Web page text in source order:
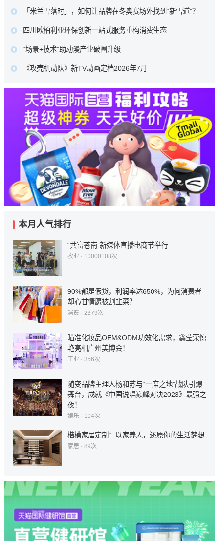
原文链接
生活关系的理解。徐则臣同时以《人民文学》主编身份，谈
原文链接
繁花入梦，心动杭城：抖音生活服务「花朝杭州」圆满收官
潭印月、世纪中心等六大本地核心景点，重磅推出了一组城
原文链接
「米兰雪落时」，如何让品牌在冬奥赛场外找到“新雪道”？
民参与的多巴胺Citywalk，带着水之蔻、橘朵、INTO YOU等
原文链接
四川欧柏利亚环保创新一站式服务重构消费生态
防撞板的产品创新与一站式服务体系的深度布局，为行业转
的消费标准。…
原文链接
“场景+技术”助动漫产业破圈升级
产品输出向产业能力输出升级的关键阶段。向新场景要增
量、向新技术要效率、向新融合要动能，已成为中国动漫产
业守正创新的核心发展路径。…
原文链接
本作100%尊重士郎正宗原著漫画，由Science SARU制作，
木村翔马执导，园城塔担任系列构成，半田修平负责人物设
定。…
原文链接
本月人气排行
“共富苍南”新媒体直播电商节举行
90%都是假货，利润率达650%，为何消费者
却心甘情愿被割韭菜？
瞄准化妆品OEM&ODM功效化需求，鑫莹荣惊
艳亮相广州美博会！
随变品牌主理人杨和苏与“一席之地”战队引爆
舞台，成就《中国说唱巅峰对决2023》最强之
夜！
娱乐· 104次
楷模家居定制：以家养人，还原你的生活梦想